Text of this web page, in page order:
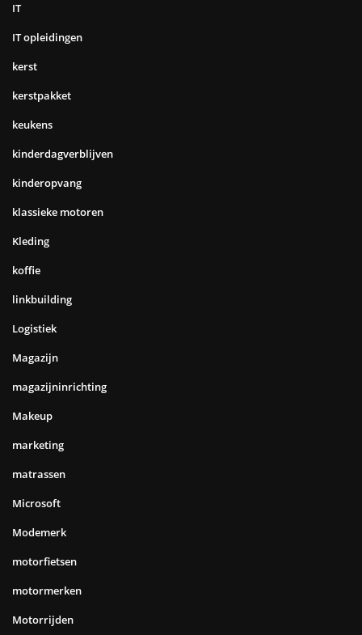
IT
IT opleidingen
kerst
kerstpakket
keukens
kinderdagverblijven
kinderopvang
klassieke motoren
Kleding
koffie
linkbuilding
Logistiek
Magazijn
magazijninrichting
Makeup
marketing
matrassen
Microsoft
Modemerk
motorfietsen
motormerken
Motorrijden